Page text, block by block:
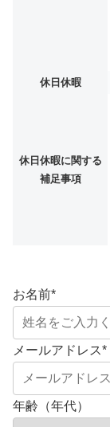
休日休暇
休日休暇に関する
補足事項
お名前*
メールアドレス*
年齢（年代）